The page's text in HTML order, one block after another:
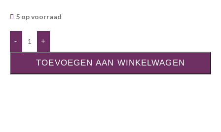
5 op voorraad
- +
TOEVOEGEN AAN WINKELWAGEN